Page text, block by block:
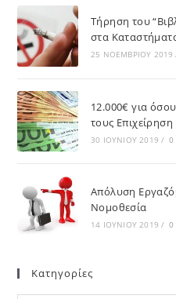
Τήρηση του
στα
25 ΝΟΕΜΒΡΊΟΥ 2019
12.000€ για
τους Επιχείρηση
30 ΙΟΥΝΊΟΥ 2019 / 0
Απόλυση
Νομοθεσία
14 ΙΟΥΝΊΟΥ 2019 / 0
Kατηγορίες